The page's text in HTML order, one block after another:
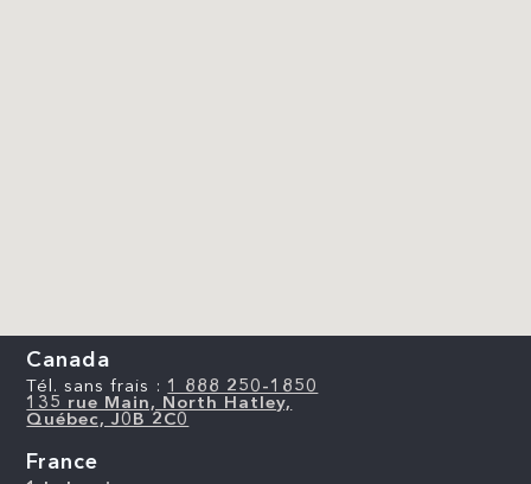
Canada
Tél. sans frais : 1 888 250-1850
135 rue Main, North Hatley,
Québec, J0B 2C0
France